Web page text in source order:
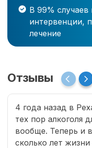
В 99% случаев
интервенции,
лечение
Отзывы
4 года назад в
тех пор алкоголя
вообще. Теперь и
сколько лет жизни